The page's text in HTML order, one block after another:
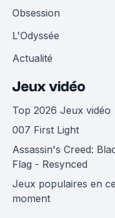
Obsession
L'Odyssée
Actualité
Jeux vidéo
Top 2026 Jeux vidéo
007 First Light
Assassin's Creed:
Flag - Resynced
Jeux populaires en ce
moment